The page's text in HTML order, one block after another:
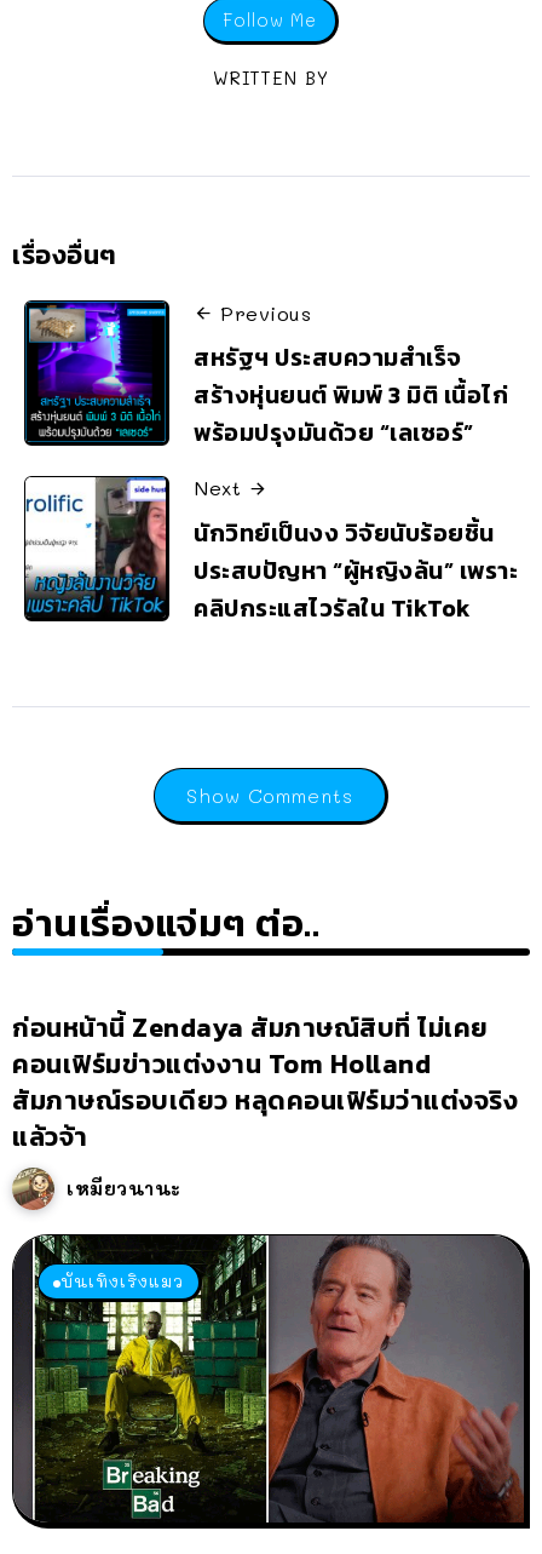
Follow Me
WRITTEN BY
เรื่องอื่นๆ
Previous
สหรัฐฯ ประสบความสำเร็จ
สร้างหุ่นยนต์ พิมพ์ 3 มิติ เนื้อไก่
พร้อมปรุงมันด้วย “เลเซอร์”
Next
นักวิทย์เป็นงง วิจัยนับร้อยชิ้น
ประสบปัญหา “ผู้หญิงล้น” เพราะ
คลิปกระแสไวรัลใน TikTok
Show Comments
อ่านเรื่องแจ่มๆ ต่อ..
ก่อนหน้านี้ Zendaya สัมภาษณ์สิบที่ ไม่เคย
คอนเฟิร์มข่าวแต่งงาน Tom Holland
สัมภาษณ์รอบเดียว หลุดคอนเฟิร์มว่าแต่งจริง
แล้วจ้า
เหมียวนานะ
บันเทิงเริงแมว